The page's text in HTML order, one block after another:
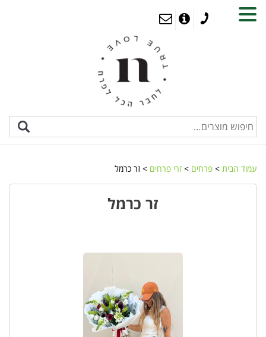
עמוד הבית > פרחים > זרי פרחים > זר כרמל
זר כרמל